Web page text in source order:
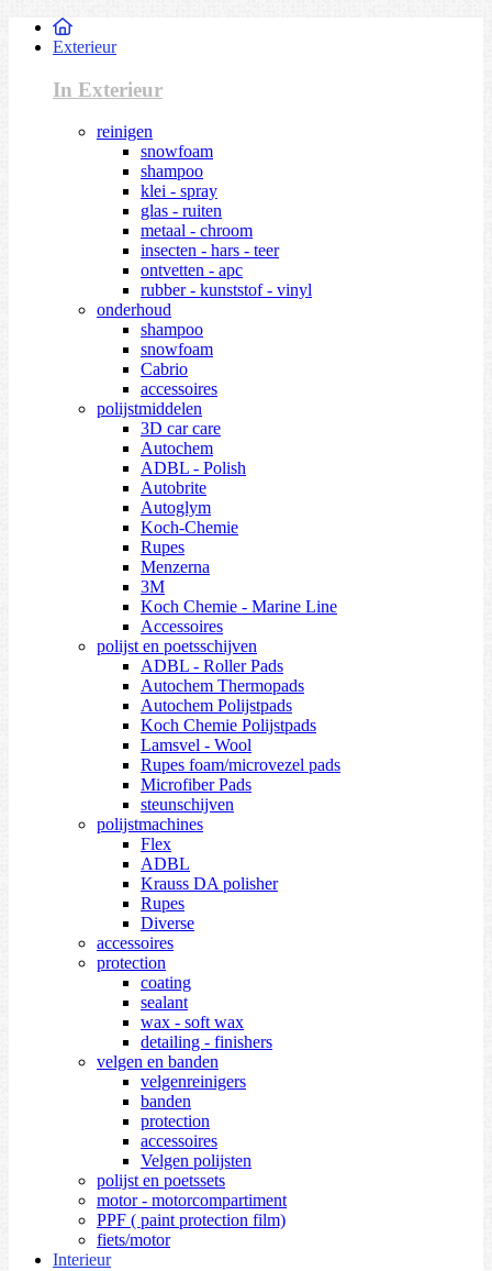
Exterieur
In Exterieur
reinigen
snowfoam
shampoo
klei - spray
glas - ruiten
metaal - chroom
insecten - hars - teer
ontvetten - apc
rubber - kunststof - vinyl
onderhoud
shampoo
snowfoam
Cabrio
accessoires
polijstmiddelen
3D car care
Autochem
ADBL - Polish
Autobrite
Autoglym
Koch-Chemie
Rupes
Menzerna
3M
Koch Chemie - Marine Line
Accessoires
polijst en poetsschijven
ADBL - Roller Pads
Autochem Thermopads
Autochem Polijstpads
Koch Chemie Polijstpads
Lamsvel - Wool
Rupes foam/microvezel pads
Microfiber Pads
steunschijven
polijstmachines
Flex
ADBL
Krauss DA polisher
Rupes
Diverse
accessoires
protection
coating
sealant
wax - soft wax
detailing - finishers
velgen en banden
velgenreinigers
banden
protection
accessoires
Velgen polijsten
polijst en poetssets
motor - motorcompartiment
PPF ( paint protection film)
fiets/motor
Interieur